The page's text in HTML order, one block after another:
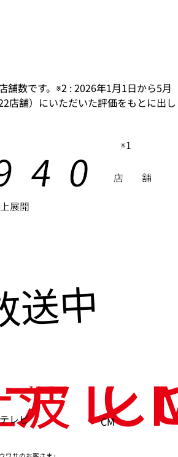
舗数です。※2 : 2026年1月1日から5月
店舗）にいただいた評価をもとに出し
展開
店 舗
4 0 ※1
送中
テレ
テレビ CM